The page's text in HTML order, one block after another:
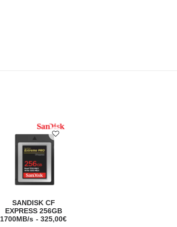
SANDISK CF
EXPRESS 256GB
1700MB/s
325,00€